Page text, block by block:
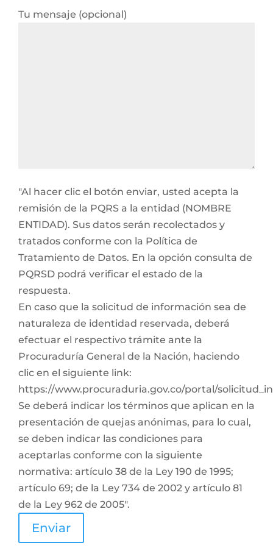
Tu mensaje (opcional)
"Al hacer clic el botón enviar, usted acepta la
remisión de la PQRS a la entidad (NOMBRE
ENTIDAD). Sus datos serán recolectados y
tratados conforme con la Política de
Tratamiento de Datos. En la opción consulta de
PQRSD podrá verificar el estado de la
respuesta.
En caso que la solicitud de información sea de
naturaleza de identidad reservada, deberá
efectuar el respectivo trámite ante la
Procuraduría General de la Nación, haciendo
clic en el siguiente link:
https://www.procuraduria.gov.co/portal/
Se deberá indicar los términos que aplican en la
presentación de quejas anónimas, para lo cual,
se deben indicar las condiciones para
aceptarlas conforme con la siguiente
normativa: artículo 38 de la Ley 190 de 1995;
artículo 69; de la Ley 734 de 2002 y artículo 81
de la Ley 962 de 2005".
Enviar